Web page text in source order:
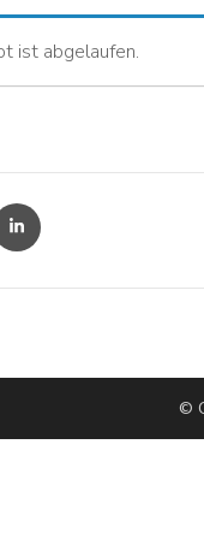
ist abgelaufen.
©